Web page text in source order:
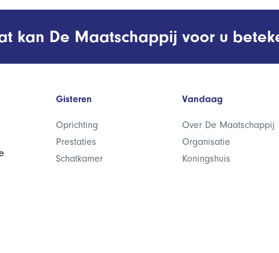
kan De Maatschappij voor u
Gisteren
Oprichting
Prestaties
Schatkamer
Vandaag
Over De Maatschappij
Organisatie
Koningshuis